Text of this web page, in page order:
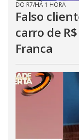
DO R7/HÁ 1 HORA
Falso
carro de
Franca